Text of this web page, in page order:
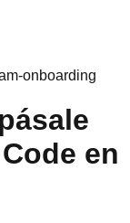
onboarding
en